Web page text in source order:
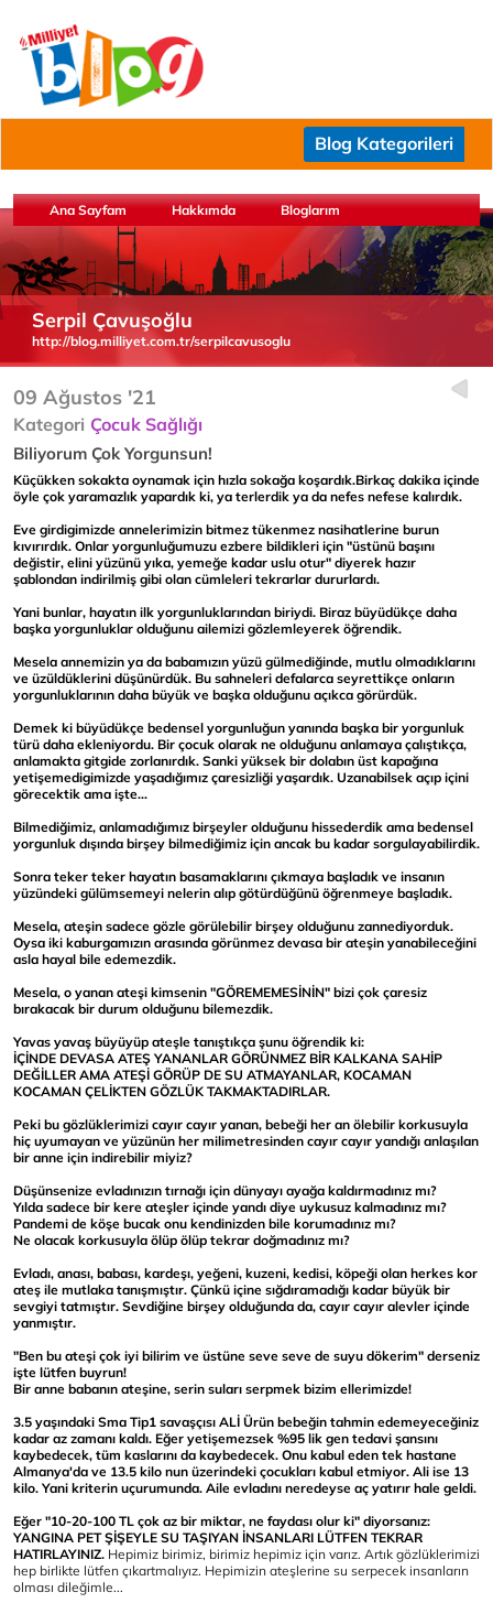
Blog Kategorileri
Ana Sayfam Hakkımda Bloglarım
Serpil Çavuşoğlu
http://blog.milliyet.com.tr/serpilcavusoglu
09 Ağustos '21
Kategori Çocuk Sağlığı
Biliyorum Çok Yorgunsun!
Küçükken sokakta oynamak için hızla sokağa koşardık.Birkaç dakika içinde
öyle çok yaramazlık yapardık ki, ya terlerdik ya da nefes nefese kalırdık.
Eve girdigimizde annelerimizin bitmez tükenmez nasihatlerine burun
kıvırırdık. Onlar yorgunluğumuzu ezbere bildikleri için "üstünü başını
değistir, elini yüzünü yıka, yemeğe kadar uslu otur" diyerek hazır
şablondan indirilmiş gibi olan cümleleri tekrarlar dururlardı.
Yani bunlar, hayatın ilk yorgunluklarından biriydi. Biraz büyüdükçe daha
başka yorgunluklar olduğunu ailemizi gözlemleyerek öğrendik.
Mesela annemizin ya da babamızın yüzü gülmediğinde, mutlu olmadıklarını
ve üzüldüklerini düşünürdük. Bu sahneleri defalarca seyrettikçe onların
yorgunluklarının daha büyük ve başka olduğunu açıkca görürdük.
Demek ki büyüdükçe bedensel yorgunluğun yanında başka bir yorgunluk
türü daha ekleniyordu. Bir çocuk olarak ne olduğunu anlamaya çalıştıkça,
anlamakta gitgide zorlanırdık. Sanki yüksek bir dolabın üst kapağına
yetişemedigimizde yaşadığımız çaresizliği yaşardık. Uzanabilsek açıp içini
görecektik ama işte...
Bilmediğimiz, anlamadığımız birşeyler olduğunu hissederdik ama bedensel
yorgunluk dışında birşey bilmediğimiz için ancak bu kadar sorgulayabilirdik.
Sonra teker teker hayatın basamaklarını çıkmaya başladık ve insanın
yüzündeki gülümsemeyi nelerin alıp götürdüğünü öğrenmeye başladık.
Mesela, ateşin sadece gözle görülebilir birşey olduğunu zannediyorduk.
Oysa iki kaburgamızın arasında görünmez devasa bir ateşin yanabileceğini
asla hayal bile edemezdik.
Mesela, o yanan ateşi kimsenin "GÖREMEMESİNİN" bizi çok çaresiz
bırakacak bir durum olduğunu bilemezdik.
Yavas yavaş büyüyüp ateşle tanıştıkça şunu öğrendik ki:
İÇİNDE DEVASA ATEŞ YANANLAR GÖRÜNMEZ BİR KALKANA SAHİP
DEĞİLLER AMA ATEŞİ GÖRÜP DE SU ATMAYANLAR, KOCAMAN
KOCAMAN ÇELİKTEN GÖZLÜK TAKMAKTADIRLAR.
Peki bu gözlüklerimizi cayır cayır yanan, bebeği her an ölebilir korkusuyla
hiç uyumayan ve yüzünün her milimetresinden cayır cayır yandığı anlaşılan
bir anne için indirebilir miyiz?
Düşünsenize evladınızın tırnağı için dünyayı ayağa kaldırmadınız mı?
Yılda sadece bir kere ateşler içinde yandı diye uykusuz kalmadınız mı?
Pandemi de köşe bucak onu kendinizden bile korumadınız mı?
Ne olacak korkusuyla ölüp ölüp tekrar doğmadınız mı?
Evladı, anası, babası, kardeşı, yeğeni, kuzeni, kedisi, köpeği olan herkes kor
ateş ile mutlaka tanışmıştır. Çünkü içine sığdıramadığı kadar büyük bir
sevgiyi tatmıştır. Sevdiğine birşey olduğunda da, cayır cayır alevler içinde
yanmıştır.
"Ben bu ateşi çok iyi bilirim ve üstüne seve seve de suyu dökerim" derseniz
işte lütfen buyrun!
Bir anne babanın ateşine, serin suları serpmek bizim ellerimizde!
3.5 yaşındaki Sma Tip1 savaşçısı ALİ Ürün bebeğin tahmin edemeyeceğiniz
kadar az zamanı kaldı. Eğer yetişemezsek %95 lik gen tedavi şansını
kaybedecek, tüm kaslarını da kaybedecek. Onu kabul eden tek hastane
Almanya'da ve 13.5 kilo nun üzerindeki çocukları kabul etmiyor. Ali ise 13
kilo. Yani kriterin uçurumunda. Aile evladını neredeyse aç yatırır hale geldi.
Eğer "10-20-100 TL çok az bir miktar, ne faydası olur ki" diyorsanız:
YANGINA PET ŞİŞEYLE SU TAŞIYAN İNSANLARI LÜTFEN TEKRAR
HATIRLAYINIZ. Hepimiz birimiz, birimiz hepimiz için varız. Artık gözlüklerimizi
hep birlikte lütfen çıkartmalıyız. Hepimizin ateşlerine su serpecek insanların
olması dileğimle...